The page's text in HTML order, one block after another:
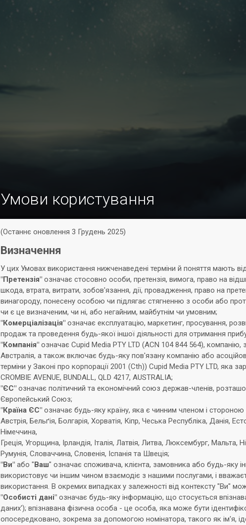
Умови користування
(Останнє оновлення 3 Грудень 2025)
Визначення
У цих Умовах використання нижченаведені терміни й поняття мають
"Претензія" означає стосовно особи, претензія, вимога, право на
шкода, втрата, витрати, зобов'язання, дії, провадження, право на
винагороду, понесену особою чи підлягає стягненню з особи або
чи є це визначеним, чи ні, або негайним, майбутнім чи умовним;
"Комерціалізація" означає експлуатацію, маркетинг, просування,
продаж та проведення будь-якої іншої діяльності для отримання
"Компанія" означає Cupid Media PTY LTD (ACN 104 844 564), компанію,
Австралія, а також включає будь-яку пов'язану компанію або
терміни у Законі про корпорації 2001 (Cth)) Cupid Media PTY LTD, яка
CROMBIE AVENUE, BUNDALL, QLD 4217, AUSTRALIA;
"ЄС" означає політичний та економічний союз держав-членів,
Європейський Союз;
"Країна ЄС" означає будь-яку країну, яка є чинним членом і
Австрія, Бельґія, Болгарія, Хорватія, Кіпр, Чеська Республіка, Данія,
Німеччина,
Греція, Угорщина, Ірландія, Італія, Латвія, Литва, Люксембург, Мальта,
Румунія, Словаччина, Словенія, Іспанія та Швеція;
"Ви" або "Ваш" означає споживача, клієнта, замовника або будь-яку
використовує чи іншим чином взаємодіє з нашими послугами, і
використання. В окремих випадках у залежності від контексту "Ви"
"Особисті дані" означає будь-яку інформацію, що стосується
даних'); впізнавана фізична особа - це особа, яка може бути
опосередковано, зокрема за допомогою номінатора, такого як ім'я,